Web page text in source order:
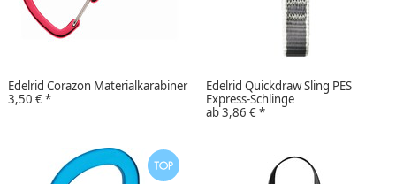
Edelrid Corazon Materialkarabiner
3,50 €*
Edelrid Quickdraw Sling PES
Express-Schlinge
ab3,86 €*